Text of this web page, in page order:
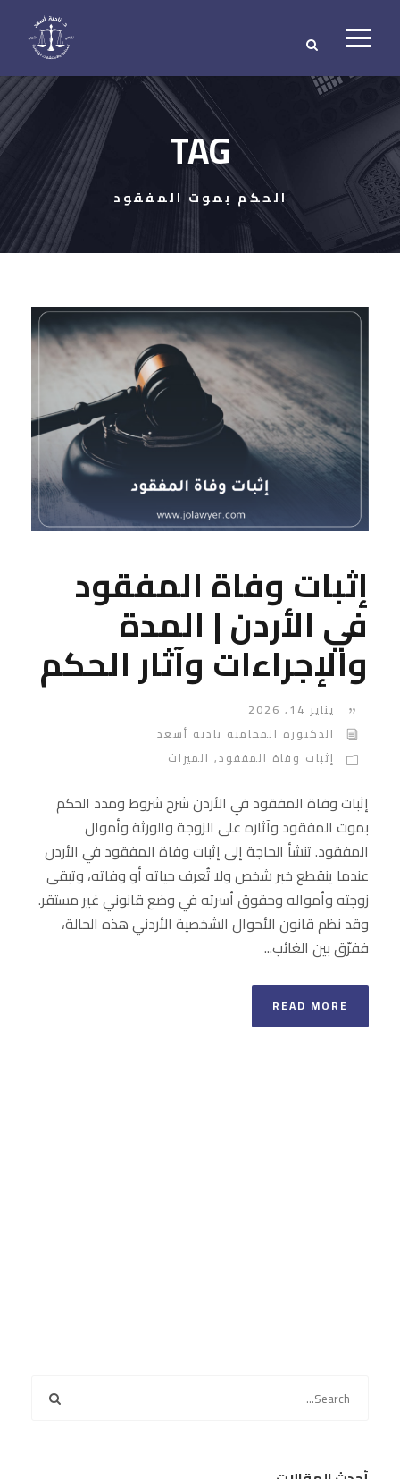
TAG
الحكم بموت المفقود
إثبات وفاة المفقود
في الأردن | المدة
والإجراءات وآثار الحكم
يناير 14, 2026
الدكتورة المحامية نادية أسعد
إثبات وفاة المفقود, الميراث
إثبات وفاة المفقود في الأردن شرح شروط ومدد الحكم
بموت المفقود وآثاره على الزوجة والورثة وأموال
المفقود. تنشأ الحاجة إلى إثبات وفاة المفقود في الأردن
عندما ينقطع خبر شخص ولا تُعرف حياته أو وفاته، وتبقى
زوجته وأمواله وحقوق أسرته في وضع قانوني غير مستقر.
وقد نظم قانون الأحوال الشخصية الأردني هذه الحالة،
ففرّق بين الغائب...
READ MORE